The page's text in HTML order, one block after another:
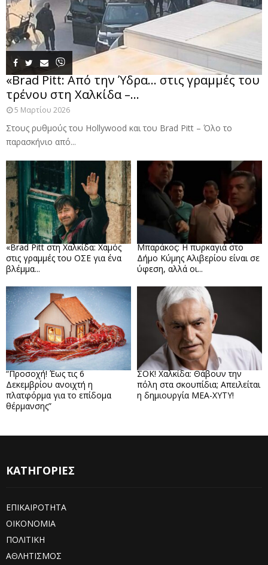
«Brad Pitt: Από την Ύδρα… στις γραμμές του
τρένου στη Χαλκίδα –...
5 Μαρτίου 2026
Στους ρυθμούς του Hollywood και του Brad Pitt – Όλο το
παρασκήνιο από...
«Brad Pitt στη Χαλκίδα: Χαμός
στις γραμμές του ΟΣΕ για ένα
βλέμμα...
Μπαράκος: Η πυρκαγιά στο
Δήμο Κύμης Αλιβερίου είναι σε
ύφεση, αλλά οι...
“Προσοχή! Έως τις 6
Δεκεμβρίου ανοιχτή η
πλατφόρμα για το επίδομα
θέρμανσης”
ΣΟΚ! Χαλκίδα: Θάβουν την
πόλη στα σκουπίδια; Απειλείται
η δημιουργία ΜΕΑ-ΧΥΤΥ!
ΚΑΤΗΓΟΡΙΕΣ
ΕΠΙΚΑΙΡΟΤΗΤΑ
ΟΙΚΟΝΟΜΙΑ
ΠΟΛΙΤΙΚΗ
ΑΘΛΗΤΙΣΜΟΣ